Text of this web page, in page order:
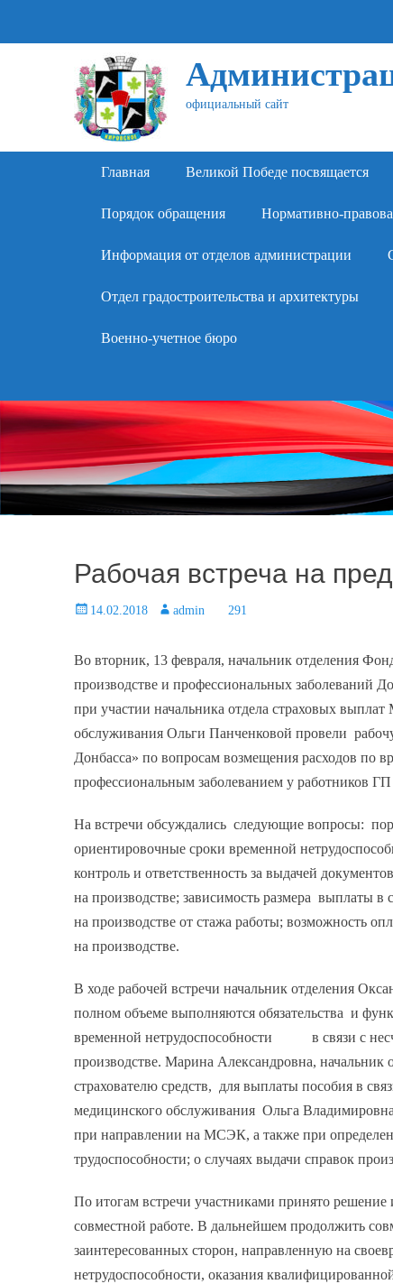
официальный сайт
Primary Menu
Skip
content
Главная Великой Победе посвящается
Порядок обращения Нормативно-
Информация от отделов администрации
Отдел градостроительства и архитектуры
Военно-учетное бюро
Рабочая встреча на
Posted14.02.2018 Author
admin 291
Во вторник, 13 февраля, начальник отделения
производстве и профессиональных заболеваний
при участии начальника отдела страховых
обслуживания Ольги Панченковой провели
Донбасса» по вопросам возмещения расходов по
профессиональным заболеванием у работников
На встречи обсуждались следующие вопросы:
ориентировочные сроки временной
контроль и ответственность за выдачей
на производстве; зависимость размера выплаты
на производстве от стажа работы; возможность
на производстве.
В ходе рабочей встречи начальник отделения
полном объеме выполняются обязательства и
временной нетрудоспособности в связи с
производстве. Марина Александровна,
страхователю средств, для выплаты пособия в
медицинского обслуживания Ольга Владимировна
при направлении на МСЭК, а также при
трудоспособности; о случаях выдачи справок
По итогам встречи участниками принято
совместной работе. В дальнейшем продолжить
заинтересованных сторон, направленную на
нетрудоспособности, оказания